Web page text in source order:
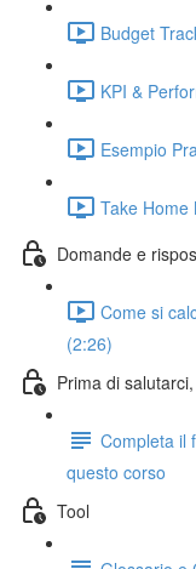
Budget
KPI &
Esempio
Take Home
Domande e
Come si
(2:26)
Prima di
Completa il
questo corso
Tool